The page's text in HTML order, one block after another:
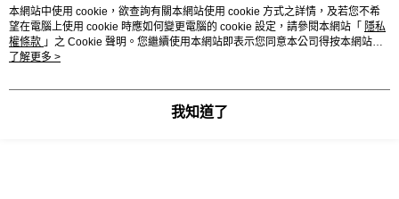
本網站中使用 cookie，欲查詢有關本網站使用 cookie 方式之詳情，及若您不希
望在電腦上使用 cookie 時應如何變更電腦的 cookie 設定，請參閱本網站「 隱私
權條款 」之 Cookie 聲明。您繼續使用本網站即表示您同意本公司得按本網站使
用條款之 Cookie 聲明使用 cookie。
了解更多 >
我知道了